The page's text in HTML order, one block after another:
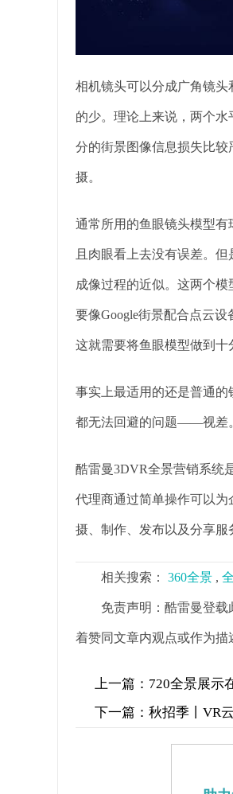
相机镜头可以分成广角镜
的少。理论上来说，两个
分的街景图像信息损失比
摄。
通常所用的鱼眼镜头模型
且肉眼看上去没有误差。
成像过程的近似。这两个
要像Google街景配合点云
这就需要将鱼眼模型做到十
事实上最适用的还是普通
都无法回避的问题——视差
酷雷曼3DVR全景营销系统
代理商通过简单操作可以
摄、制作、发布以及分享服
相关搜索： 360全景 ,
免责声明：酷雷曼登
着赞同文章内观点或作为描
上一篇： 720全景展示
下一篇： 秋招季丨VR